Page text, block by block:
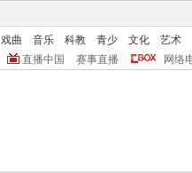
戏曲 音乐 科教 青少 文化
艺术
直播中国 赛事直播 网络